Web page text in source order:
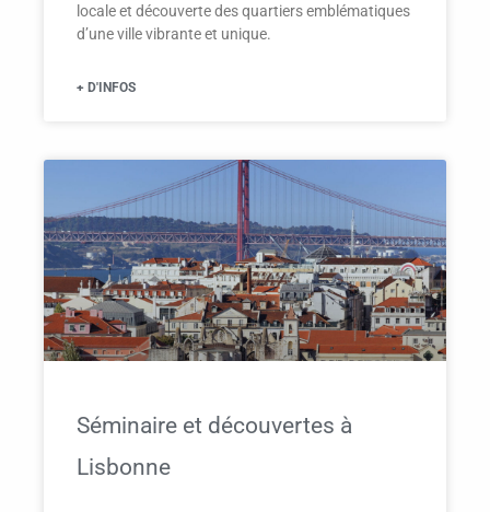
locale et découverte des quartiers emblématiques
d’une ville vibrante et unique.
+ D'INFOS
Séminaire et découvertes à
Lisbonne